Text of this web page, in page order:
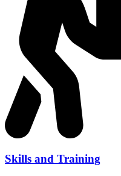
Skills and Training